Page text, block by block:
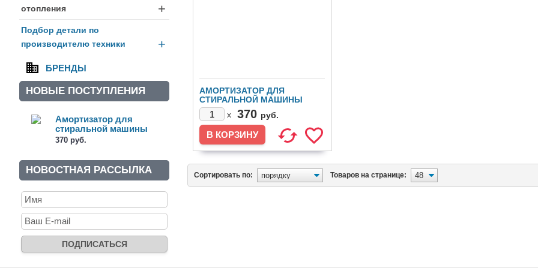
отопления
+
Подбор детали по
производителю техники
+
БРЕНДЫ
НОВЫЕ ПОСТУПЛЕНИЯ
Амортизатор для
стиральной машины
120N (41017168)
370 руб.
НОВОСТНАЯ РАССЫЛКА
АМОРТИЗАТОР ДЛЯ
СТИРАЛЬНОЙ МАШИНЫ
120N (41017168)
x 370 руб.
Сортировать по: Товаров на странице: